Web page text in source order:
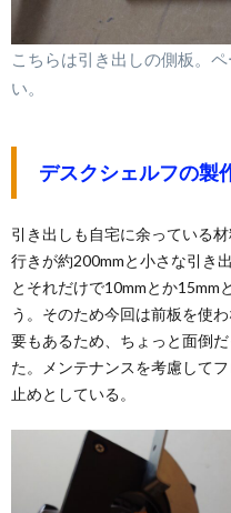
こちらは引き出しの側板。
い。
デスクシェルフの製
引き出しも自宅に余っている
行きが約200mmと小さな引き
とそれだけで10mmとか15mm
う。そのため今回は前板を使
要もあるため、ちょっと面倒
た。メンテナンスを考慮して
止めとしている。